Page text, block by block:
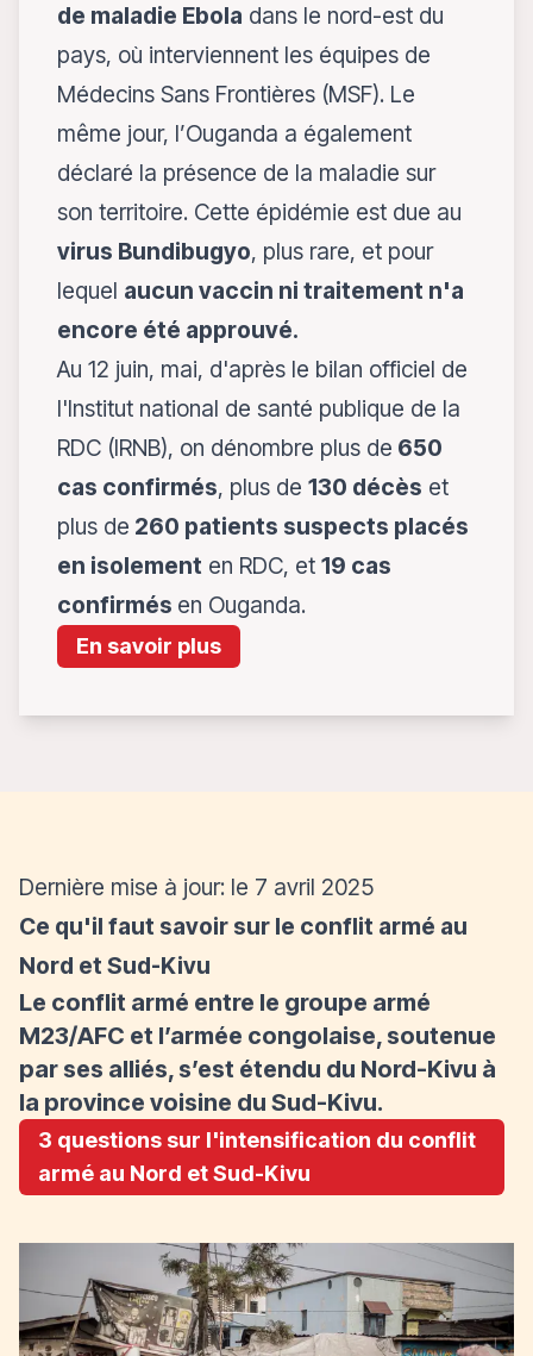
de maladie Ebola dans le nord-est du
pays, où interviennent les équipes de
Médecins Sans Frontières (MSF). Le
même jour, l’Ouganda a également
déclaré la présence de la maladie sur
son territoire. Cette épidémie est due au
virus Bundibugyo, plus rare, et pour
lequel aucun vaccin ni traitement n'a
encore été approuvé.
Au 12 juin, mai, d'après le bilan officiel de
l'Institut national de santé publique de la
RDC (IRNB), on dénombre plus de 650
cas confirmés, plus de 130 décès et
plus de 260 patients suspects placés
en isolement en RDC, et 19 cas
confirmés en Ouganda.
En savoir plus
Dernière mise à jour: le 7 avril 2025
Ce qu'il faut savoir sur le conflit armé au
Nord et Sud-Kivu
Le conflit armé entre le groupe armé
M23/AFC et l’armée congolaise, soutenue
par ses alliés, s’est étendu du Nord-Kivu à
la province voisine du Sud-Kivu.
3 questions sur l'intensification du conflit
armé au Nord et Sud-Kivu